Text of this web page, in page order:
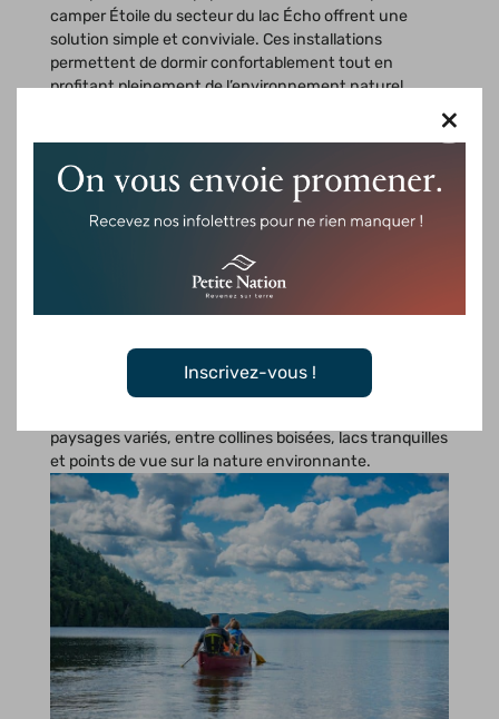
×
Inscrivez-vous !
camper Étoile du secteur du lac Écho offrent une
solution simple et conviviale. Ces installations
permettent de dormir confortablement tout en
profitant pleinement de l’environnement naturel.
familles
La réserve se prête très bien aux sorties en famille. Au
lac Écho, une grande plage de sable attire les visiteurs
lors des journées chaudes. On peut s’y baigner, pique-
niquer ou simplement passer du temps au bord de l’eau
pendant que les enfants profitent de l’aire de jeux.
Pour explorer davantage le territoire, près de 60 km de
sentiers de randonnée pédestre sillonnent la réserve.
Certains parcours sont faciles et accessibles, tandis
que d’autres permettent de s’aventurer plus loin dans
paysages variés, entre collines boisées, lacs tranquilles
et points de vue sur la nature environnante.